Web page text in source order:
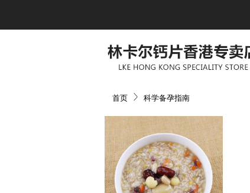
首页 科学备孕指南